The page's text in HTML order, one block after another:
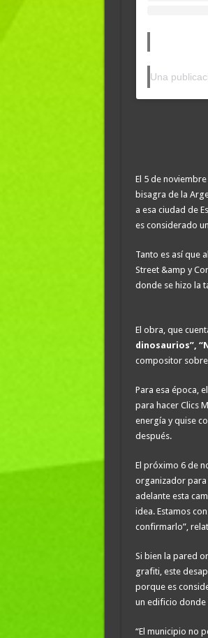
El 5 de
bisagra de la
a esa ciudad de
es considerado
Tanto es así que
Street &amp y
donde se hizo la
El obra, que
dinosaurios”,
compositor
Para esa época,
para hacer Clics
energía y quise
después.
El próximo 6 de
organizador para
adelante esta
idea. Estamos
confirmarlo”,
Si bien la pared
grafiti, este
porque es
un edificio donde
“El municipio no